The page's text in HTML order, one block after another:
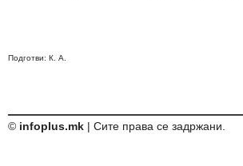
Подготви: К. А.
© infoplus.mk | Сите права се задржани.